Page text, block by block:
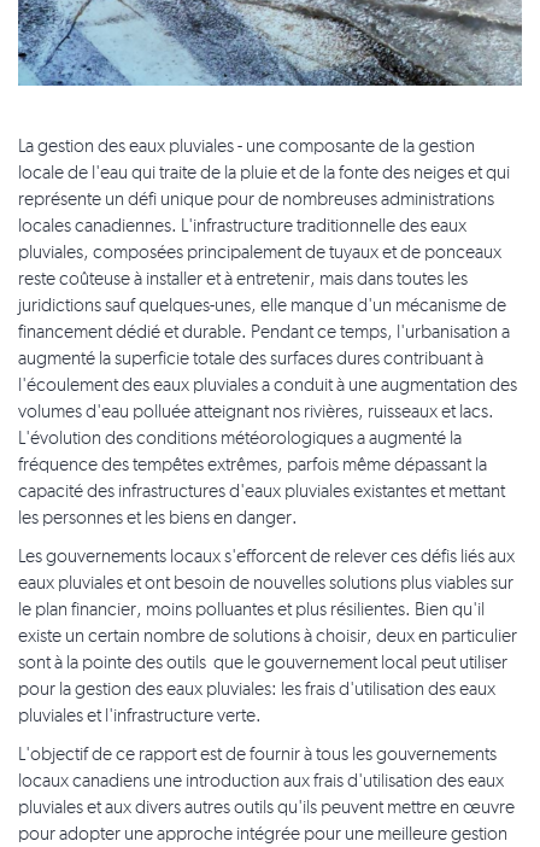
La gestion des eaux pluviales - une composante de la gestion
locale de l'eau qui traite de la pluie et de la fonte des neiges et qui
représente un défi unique pour de nombreuses administrations
locales canadiennes. L'infrastructure traditionnelle des eaux
pluviales, composées principalement de tuyaux et de ponceaux
reste coûteuse à installer et à entretenir, mais dans toutes les
juridictions sauf quelques-unes, elle manque d'un mécanisme de
financement dédié et durable. Pendant ce temps, l'urbanisation a
augmenté la superficie totale des surfaces dures contribuant à
l'écoulement des eaux pluviales a conduit à une augmentation des
volumes d'eau polluée atteignant nos rivières, ruisseaux et lacs.
L'évolution des conditions météorologiques a augmenté la
fréquence des tempêtes extrêmes, parfois même dépassant la
capacité des infrastructures d'eaux pluviales existantes et mettant
les personnes et les biens en danger.
Les gouvernements locaux s'efforcent de relever ces défis liés aux
eaux pluviales et ont besoin de nouvelles solutions plus viables sur
le plan financier, moins polluantes et plus résilientes. Bien qu'il
existe un certain nombre de solutions à choisir, deux en particulier
sont à la pointe des outils que le gouvernement local peut utiliser
pour la gestion des eaux pluviales: les frais d'utilisation des eaux
pluviales et l'infrastructure verte.
L'objectif de ce rapport est de fournir à tous les gouvernements
locaux canadiens une introduction aux frais d'utilisation des eaux
pluviales et aux divers autres outils qu'ils peuvent mettre en œuvre
pour adopter une approche intégrée pour une meilleure gestion